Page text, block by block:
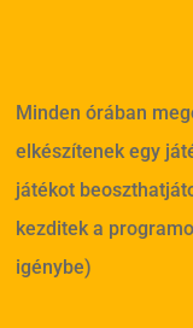
Minden órában
elkészítenek egy
játékot
kezditek a
igénybe)